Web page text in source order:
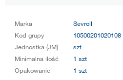
Marka
Sevroll
Kod grupy
10500201020108
Jednostka (JM)
szt
Minimalna ilość
1 szt
Opakowanie
1 szt